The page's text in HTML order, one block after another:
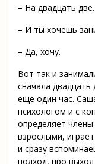
– На двадцать
– И ты хочешь
– Да, хочу.
Вот так и
сначала
еще один час.
психологом и с
определяет
взрослыми,
и сразу
подход, про